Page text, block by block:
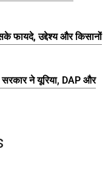
फायदे, उद्देश्य और किसानों
ने यूरिया, DAP और